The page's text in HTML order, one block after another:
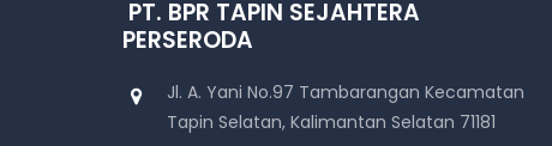
PT. BPR TAPIN SEJAHTERA
PERSERODA
Jl. A. Yani No.97 Tambarangan Kecamatan
Tapin Selatan, Kalimantan Selatan 71181